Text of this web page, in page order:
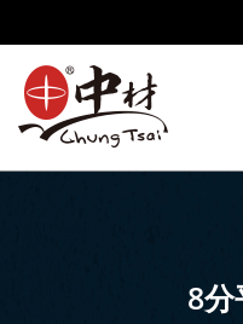
8